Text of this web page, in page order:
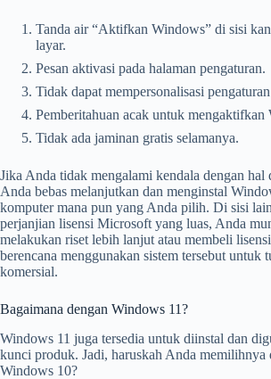
Tanda air “Aktifkan Windows” di sisi
layar.
Pesan aktivasi pada halaman pengaturan.
Tidak dapat mempersonalisasi
Pemberitahuan acak untuk mengaktifkan
Tidak ada jaminan gratis selamanya.
Jika Anda tidak mengalami kendala dengan hal
Anda bebas melanjutkan dan menginstal
komputer mana pun yang Anda pilih. Di sisi
perjanjian lisensi Microsoft yang luas, Anda
melakukan riset lebih lanjut atau membeli
berencana menggunakan sistem tersebut untuk
komersial.
Bagaimana dengan Windows 11?
Windows 11 juga tersedia untuk diinstal dan
kunci produk. Jadi, haruskah Anda memilihnya
Windows 10?